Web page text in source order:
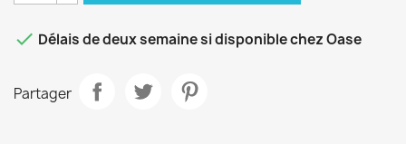
 Délais de deux semaine si disponible chez Oase
Partager